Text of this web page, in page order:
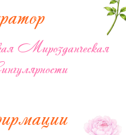
Мирозданческая